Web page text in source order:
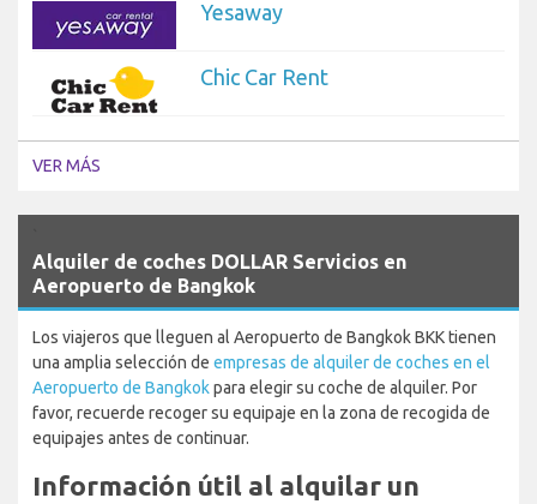
Yesaway
Chic Car Rent
VER MÁS
Alquiler de coches DOLLAR Servicios en
Aeropuerto de Bangkok
Los viajeros que lleguen al Aeropuerto de Bangkok BKK tienen
una amplia selección de empresas de alquiler de coches en el
Aeropuerto de Bangkokpara elegir su coche de alquiler. Por
favor, recuerde recoger su equipaje en la zona de recogida de
equipajes antes de continuar.
Información útil al alquilar un